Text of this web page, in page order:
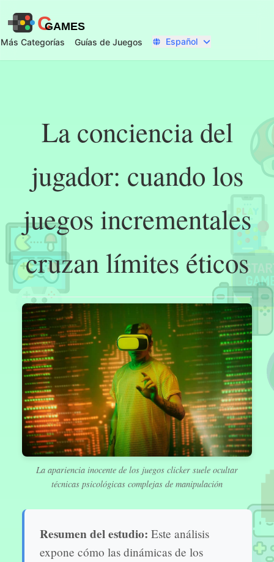
CGAMES
Más Categorías Guías de Juegos Español
La conciencia del
jugador: cuando los
juegos incrementales
cruzan límites éticos
La apariencia inocente de los juegos clicker suele ocultar
técnicas psicológicas complejas de manipulación
Resumen del estudio: Este análisis
expone cómo las dinámicas de los